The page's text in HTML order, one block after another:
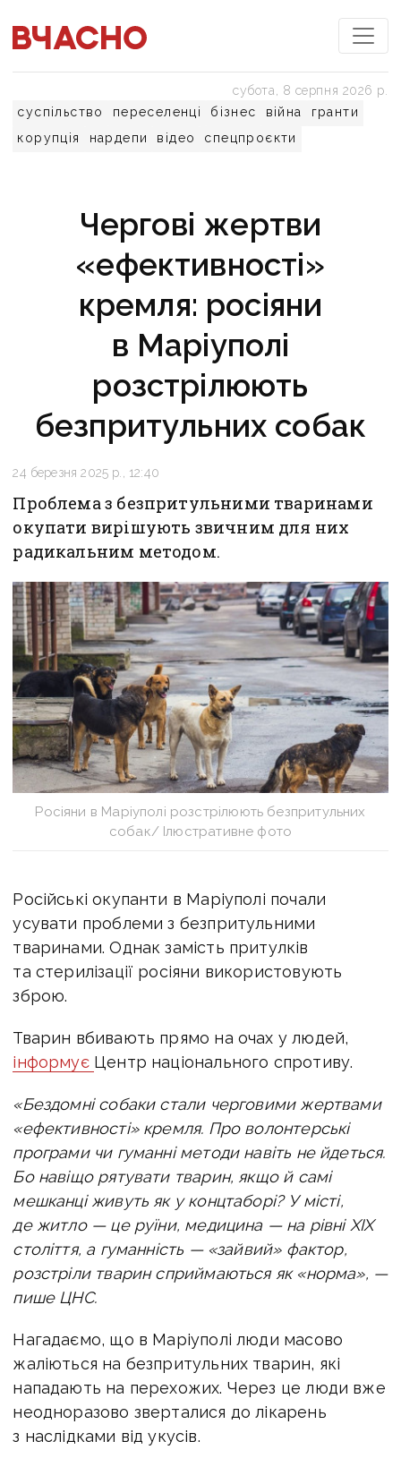
суспільство переселенці бізнес війна
гранти
корупція
нардепи відео спецпроєкти
субота, 8 серпня 2026 р.
Чергові жертви
«ефективності»
кремля: росіяни
в Маріуполі
розстрілюють
безпритульних собак
24 березня 2025 р., 12:40
Проблема з безпритульними тваринами
окупати вирішують звичним для них
радикальним методом.
Росіяни в Маріуполі розстрілюють безпритульних
собак/ Ілюстративне фото
Російські окупанти в Маріуполі почали
усувати проблеми з безпритульними
тваринами. Однак замість притулків
та стерилізації росіяни використовують
зброю.
Тварин вбивають прямо на очах у людей,
інформує Центр національного спротиву.
«Бездомні собаки стали черговими жертвами
«ефективності» кремля. Про волонтерські
програми чи гуманні методи навіть не йдеться.
Бо навіщо рятувати тварин, якщо й самі
мешканці живуть як у концтаборі?У місті,
де житло — це руїни, медицина — на рівні XIX
століття, а гуманність — «зайвий» фактор,
розстріли тварин сприймаються як «норма», —
пише ЦНС.
Нагадаємо, що в Маріуполі люди масово
жаліються на безпритульних тварин, які
нападають на перехожих. Через це люди вже
неодноразово зверталися до лікарень
з наслідками від укусів.